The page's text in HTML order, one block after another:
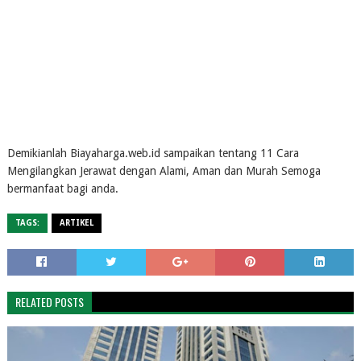
Demikianlah Biayaharga.web.id sampaikan tentang 11 Cara
Mengilangkan Jerawat dengan Alami, Aman dan Murah Semoga
bermanfaat bagi anda.
TAGS: ARTIKEL
RELATED POSTS